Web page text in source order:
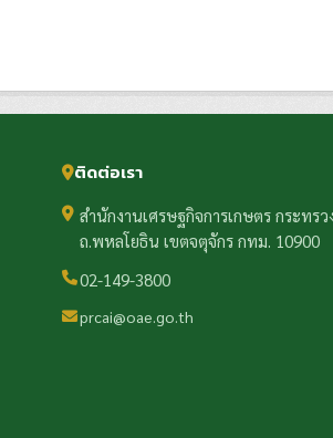
ติดต่อเรา
สำนักงานเศรษฐกิจการเกษตร กระทร
ถ.พหลโยธิน เขตจตุจักร กทม. 10900
02-149-3800
prcai@oae.go.th